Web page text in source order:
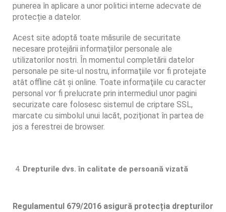
punerea în aplicare a unor politici interne adecvate de
protecție a datelor.
Acest site adoptă toate măsurile de securitate
necesare protejării informaţiilor personale ale
utilizatorilor nostri. În momentul completării datelor
personale pe site-ul nostru, informaţiile vor fi protejate
atât offline cât şi online. Toate informaţiile cu caracter
personal vor fi prelucrate prin intermediul unor pagini
securizate care folosesc sistemul de criptare SSL,
marcate cu simbolul unui lacăt, poziţionat în partea de
jos a ferestrei de browser.
Drepturile dvs. în calitate de persoană vizată
Regulamentul 679/2016 asigură protecția drepturilor